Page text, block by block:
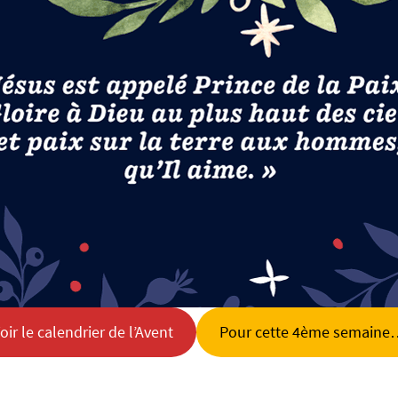
le calendrier de l’Avent Pour cette 4ème